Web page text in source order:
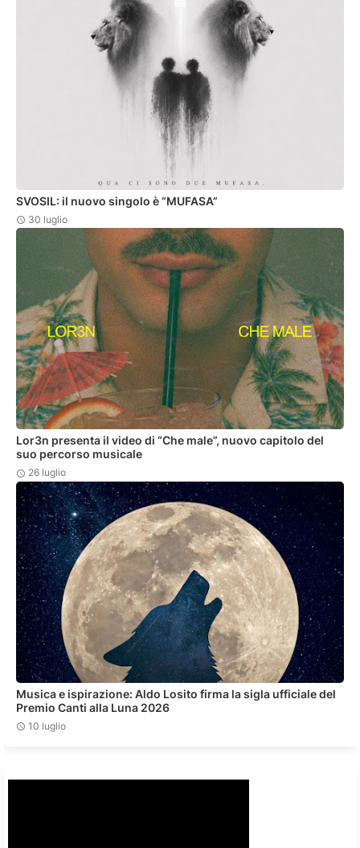
SVOSIL: il nuovo singolo è “MUFASA”
30 luglio
Lor3n presenta il video di “Che male”, nuovo capitolo del
suo percorso musicale
26 luglio
Musica e ispirazione: Aldo Losito firma la sigla ufficiale del
Premio Canti alla Luna 2026
10 luglio